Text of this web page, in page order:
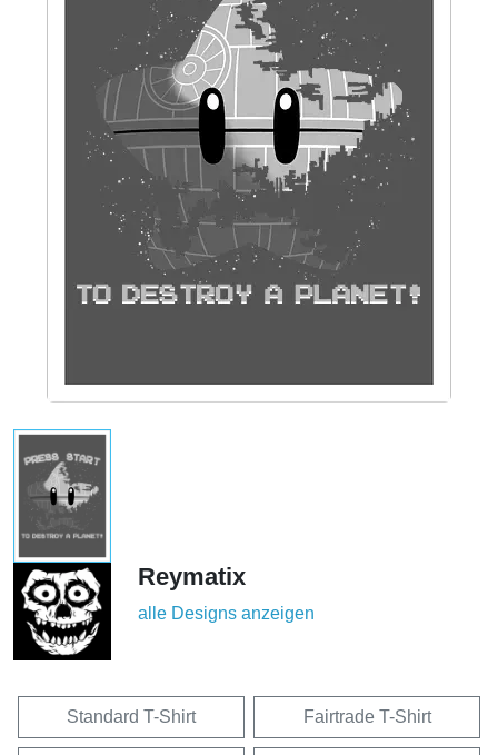
Reymatix
alle Designs anzeigen
Standard T-Shirt Fairtrade T-Shirt